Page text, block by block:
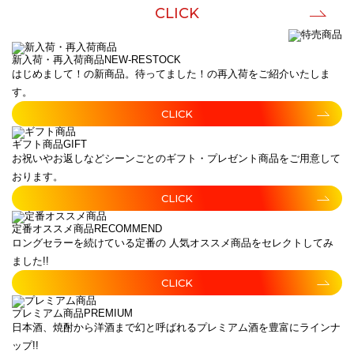
CLICK
新入荷・再入荷商品 NEW-RESTOCK
はじめまして！の新商品。待ってました！の再入荷をご紹介いたしま
す。
CLICK
ギフト商品GIFT
お祝いやお返しなどシーンごとのギフト・プレゼント商品をご用意して
おります。
CLICK
定番オススメ商品 RECOMMEND
ロングセラーを続けている定番の 人気オススメ商品をセレクトしてみ
ました!!
CLICK
プレミアム商品 PREMIUM
日本酒、焼酎から洋酒まで幻と呼ばれるプレミアム酒を豊富にラインナ
ップ!!